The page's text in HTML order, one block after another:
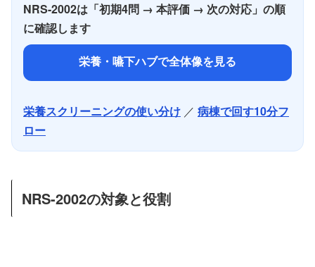
NRS-2002は「初期4問 → 本評価 → 次の対応」の順
に確認します
栄養・嚥下ハブで全体像を見る
栄養スクリーニングの使い分け ／ 病棟で回す10分フ
ロー
NRS-2002の対象と役割